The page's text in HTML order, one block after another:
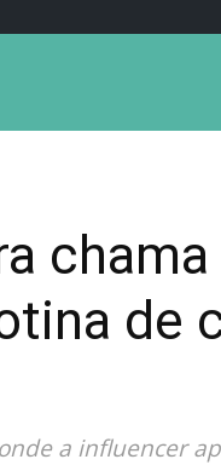
de
a influencer